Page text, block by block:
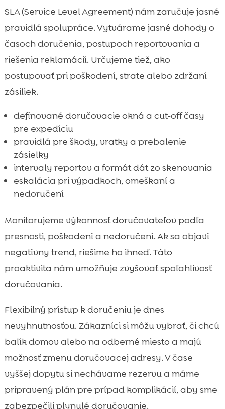
SLA (Service Level Agreement) nám zaručuje jasné
pravidlá spolupráce. Vytvárame jasné dohody o
časoch doručenia, postupoch reportovania a
riešenia reklamácií. Určujeme tiež, ako
postupovať pri poškodení, strate alebo zdržaní
zásiliek.
definované doručovacie okná a cut‑off časy
pre expedíciu
pravidlá pre škody, vratky a prebalenie
zásielky
intervaly reportov a formát dát zo skenovania
eskalácia pri výpadkoch, omeškaní a
nedoručení
Monitorujeme výkonnosť doručovateľov podľa
presnosti, poškodení a nedoručení. Ak sa objaví
negatívny trend, riešime ho ihneď. Táto
proaktivita nám umožňuje zvyšovať spoľahlivosť
doručovania.
Flexibilný prístup k doručeniu je dnes
nevyhnutnosťou. Zákazníci si môžu vybrať, či chcú
balík domov alebo na odberné miesto a majú
možnosť zmenu doručovacej adresy. V čase
vyššej dopytu si nechávame rezervu a máme
pripravený plán pre prípad komplikácií, aby sme
zabezpečili plynulé doručovanie.